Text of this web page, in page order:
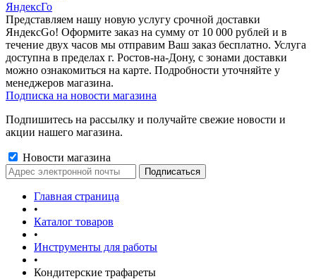
ЯндексГо
Представляем нашу новую услугу срочной доставки
ЯндексGo! Оформите заказ на сумму от 10 000 рублей и в
течение двух часов мы отправим Ваш заказ бесплатно. Услуга
доступна в пределах г. Ростов-на-Дону, с зонами доставки
можно ознакомиться на карте. Подробности уточняйте у
менеджеров магазина.
Подписка на новости магазина
Подпишитесь на рассылку и получайте свежие новости и
акции нашего магазина.
Новости магазина
Главная страница
•
Каталог товаров
•
Инструменты для работы
•
Кондитерские трафареты